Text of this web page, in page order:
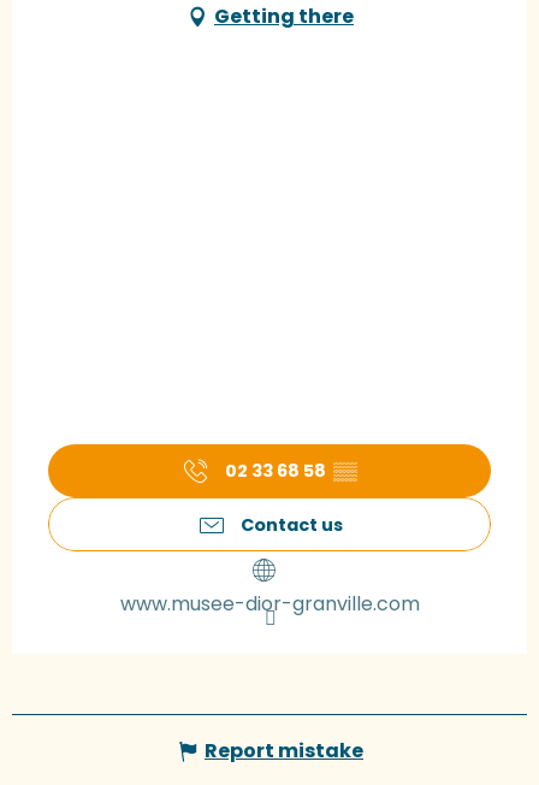
Getting there
02 33 68 58 ▒▒
Contact us
www.musee-dior-granville.com
Report mistake